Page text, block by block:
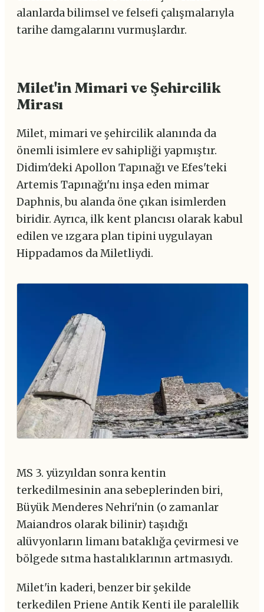
alanlarda bilimsel ve felsefi çalışmalarıyla
tarihe damgalarını vurmuşlardır.
Milet'in Mimari ve Şehircilik
Mirası
Milet, mimari ve şehircilik alanında da
önemli isimlere ev sahipliği yapmıştır.
Didim'deki Apollon Tapınağı ve Efes'teki
Artemis Tapınağı'nı inşa eden mimar
Daphnis, bu alanda öne çıkan isimlerden
biridir. Ayrıca, ilk kent plancısı olarak kabul
edilen ve ızgara plan tipini uygulayan
Hippadamos da Miletliydi.
MS 3. yüzyıldan sonra kentin
terkedilmesinin ana sebeplerinden biri,
Büyük Menderes Nehri'nin (o zamanlar
Maiandros olarak bilinir) taşıdığı
alüvyonların limanı bataklığa çevirmesi ve
bölgede sıtma hastalıklarının artmasıydı.
Milet'in kaderi, benzer bir şekilde
terkedilen Priene Antik Kenti ile paralellik